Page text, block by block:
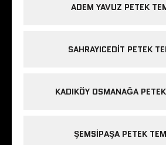
ADEM YAVUZ PETEK
SAHRAYICEDIT PETEK
KADIKÖY OSMANAĞA
ŞEMSIPAŞA PETEK